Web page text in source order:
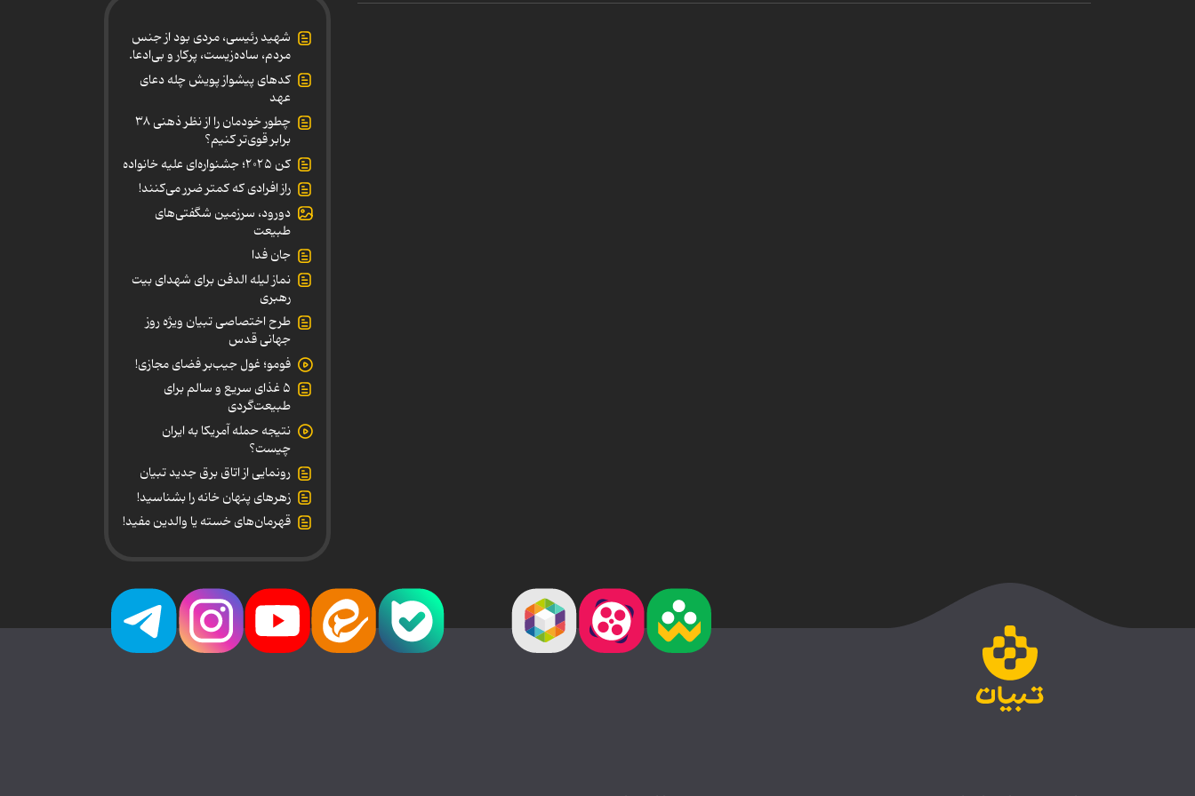
شهید رئیسی، مردی بود از جنس
مردم، ساده‌زیست، پرکار و بی‌ادعا.
کدهای پیشواز پویش چله دعای
عهد
چطور خودمان را از نظر ذهنی ۳۸
برابر قوی‌تر کنیم؟
کن ۲۰۲۵؛ جشنواره‌ای علیه خانواده
راز افرادی که کمتر ضرر می‌کنند!
دورود، سرزمین شگفتی‌های
طبیعت
جان فدا
نماز لیله الدفن برای شهدای بیت
رهبری
طرح اختصاصی تبیان ویژه روز
جهانی قدس
فومو؛ غول جیب‌بر فضای مجازی!
۵ غذای سریع و سالم برای
طبیعت‌گردی
نتیجه حمله آمریکا به ایران
چیست؟
رونمایی از اتاق برق جدید تبیان
زهرهای پنهان خانه را بشناسید!
قهرمان‌های خسته یا والدین مفید!